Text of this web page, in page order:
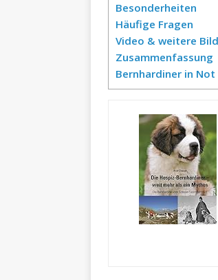
Besonderheiten
Häufige Fragen
Video & weitere
Zusammenfassung
Bernhardiner in Not